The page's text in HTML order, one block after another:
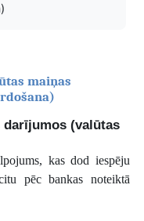
maiņas
darījumos (valūtas
kas dod iespēju
pēc bankas noteiktā